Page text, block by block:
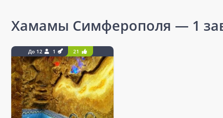
Хамамы Симферополя — 1
До 12 1 21